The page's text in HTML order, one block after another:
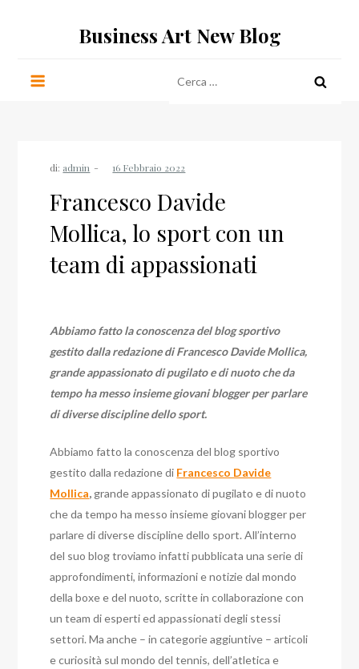
Business Art New Blog
per:
di: admin
Francesco Davide
Mollica, lo sport con un
team di appassionati
Abbiamo fatto la conoscenza del blog sportivo
gestito dalla redazione di Francesco Davide Mollica,
grande appassionato di pugilato e di nuoto che da
tempo ha messo insieme giovani blogger per parlare
di diverse discipline dello sport.
Abbiamo fatto la conoscenza del blog sportivo
gestito dalla redazione di Francesco Davide
Mollica, grande appassionato di pugilato e di nuoto
che da tempo ha messo insieme giovani blogger per
parlare di diverse discipline dello sport. All’interno
del suo blog troviamo infatti pubblicata una serie di
approfondimenti, informazioni e notizie dal mondo
della boxe e del nuoto, scritte in collaborazione con
un team di esperti ed appassionati degli stessi
settori. Ma anche – in categorie aggiuntive – articoli
e curiosità sul mondo del tennis, dell’atletica e